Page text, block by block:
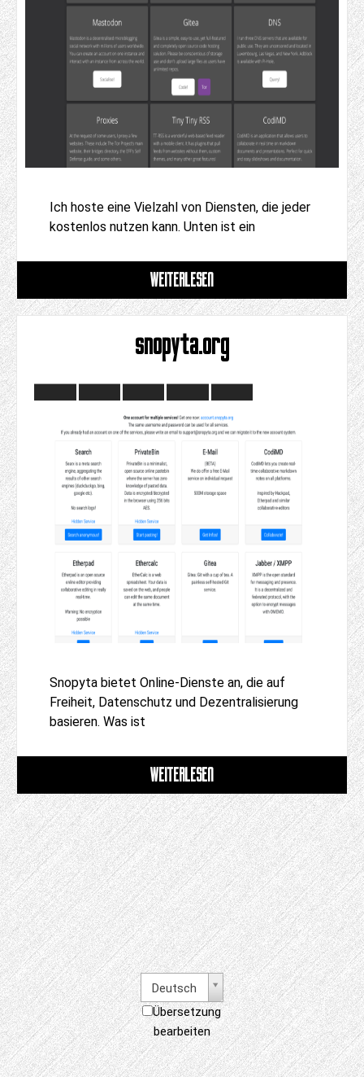
Ich hoste eine Vielzahl von Diensten, die jeder
kostenlos nutzen kann. Unten ist ein
WEITERLESEN
snopyta.org
Snopyta bietet Online-Dienste an, die auf
Freiheit, Datenschutz und Dezentralisierung
basieren. Was ist
WEITERLESEN
Deutsch
Übersetzung
bearbeiten